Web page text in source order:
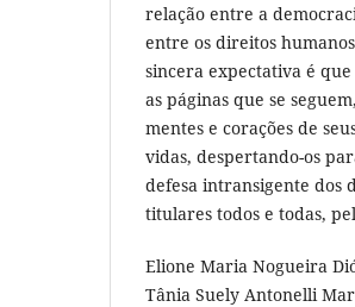
relação entre a
entre os direitos
sincera expectativa é
as páginas que se
mentes e corações de
vidas, despertando-os
defesa intransigente dos
titulares todos e todas,
Elione Maria Nogueira
Tânia Suely Antonelli